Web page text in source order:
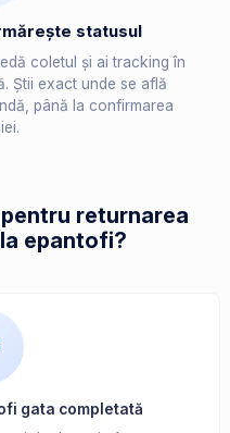
statusul
coletul și ai tracking în
Știi exact unde se află
până la confirmarea
returnarea
epantofi?
gata completată